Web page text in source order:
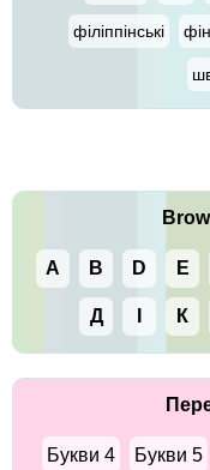
філіппінські
A B D E
Д К
Букви 4 Букви 5